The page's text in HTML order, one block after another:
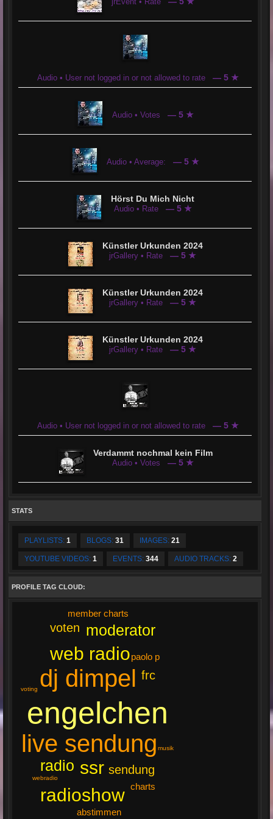
ist man hier Herzlich Willkommen.
Die User im Chat sind sehr nett und zuvorkommend.
Die Musik kommt klar und deutlich rüber
und es macht Spaß hier zu sein.
Audio • User not logged in or not allowed to rate — 5 ★
Audio • Votes — 5 ★
Audio • Average: — 5 ★
Hörst Du Mich Nicht
Audio • Rate — 5 ★
Künstler Urkunden 2024
jrGallery • Rate — 5 ★
Künstler Urkunden 2024
jrGallery • Rate — 5 ★
Künstler Urkunden 2024
jrGallery • Rate — 5 ★
Audio • User not logged in or not allowed to rate — 5 ★
Verdammt nochmal kein Film
Audio • Votes — 5 ★
STATS
PLAYLISTS: 1 BLOGS: 31 IMAGES: 21
YOUTUBE VIDEOS: 1 EVENTS: 344 AUDIO TRACKS: 2
PROFILE TAG CLOUD:
engelchen
dj dimpel
live sendung
ssr
web radio
radioshow
radio
moderator
sendung
frc
voten
abstimmen
member charts
charts
paolo p
webradio
musik
voting